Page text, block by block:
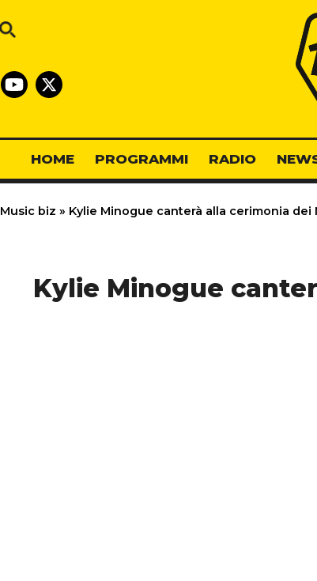
HOME PROGRAMMI RADIO
Music biz » Kylie Minogue canterà alla cerimonia dei
Kylie Minogue